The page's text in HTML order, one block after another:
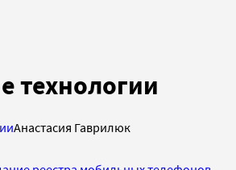
технологии
Анастасия Гаврилюк